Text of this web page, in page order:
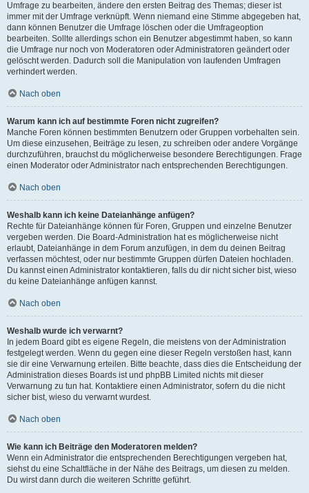
Umfrage zu bearbeiten, ändere den ersten Beitrag des Themas; dieser ist
immer mit der Umfrage verknüpft. Wenn niemand eine Stimme abgegeben hat,
dann können Benutzer die Umfrage löschen oder die Umfrageoption
bearbeiten. Sollte allerdings schon ein Benutzer abgestimmt haben, so kann
die Umfrage nur noch von Moderatoren oder Administratoren geändert oder
gelöscht werden. Dadurch soll die Manipulation von laufenden Umfragen
verhindert werden.
Nach oben
Warum kann ich auf bestimmte Foren nicht zugreifen?
Manche Foren können bestimmten Benutzern oder Gruppen vorbehalten sein.
Um diese einzusehen, Beiträge zu lesen, zu schreiben oder andere Vorgänge
durchzuführen, brauchst du möglicherweise besondere Berechtigungen. Frage
einen Moderator oder Administrator nach entsprechenden Berechtigungen.
Nach oben
Weshalb kann ich keine Dateianhänge anfügen?
Rechte für Dateianhänge können für Foren, Gruppen und einzelne Benutzer
vergeben werden. Die Board-Administration hat es möglicherweise nicht
erlaubt, Dateianhänge in dem Forum anzufügen, in dem du deinen Beitrag
verfassen möchtest, oder nur bestimmte Gruppen dürfen Dateien hochladen.
Du kannst einen Administrator kontaktieren, falls du dir nicht sicher bist, wieso
du keine Dateianhänge anfügen kannst.
Nach oben
Weshalb wurde ich verwarnt?
In jedem Board gibt es eigene Regeln, die meistens von der Administration
festgelegt werden. Wenn du gegen eine dieser Regeln verstoßen hast, kann
sie dir eine Verwarnung erteilen. Bitte beachte, dass dies die Entscheidung der
Administration dieses Boards ist und phpBB Limited nichts mit dieser
Verwarnung zu tun hat. Kontaktiere einen Administrator, sofern du die nicht
sicher bist, wieso du verwarnt wurdest.
Nach oben
Wie kann ich Beiträge den Moderatoren melden?
Wenn ein Administrator die entsprechenden Berechtigungen vergeben hat,
siehst du eine Schaltfläche in der Nähe des Beitrags, um diesen zu melden.
Du wirst dann durch die weiteren Schritte geführt.